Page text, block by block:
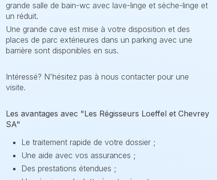
grande salle de bain-wc avec lave-linge et sèche-linge et
un réduit.
Une grande cave est mise à votre disposition et des
places de parc extérieures dans un parking avec une
barrière sont disponibles en sus.
Intéressé? N'hésitez pas à nous contacter pour une
visite.
Les avantages avec "Les Régisseurs Loeffel et Chevrey
SA"
Le traitement rapide de votre dossier ;
Une aide avec vos assurances ;
Des prestations étendues ;